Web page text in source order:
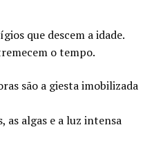
que descem a idade.
o tempo.
são a giesta imobilizada
as algas e a luz intensa